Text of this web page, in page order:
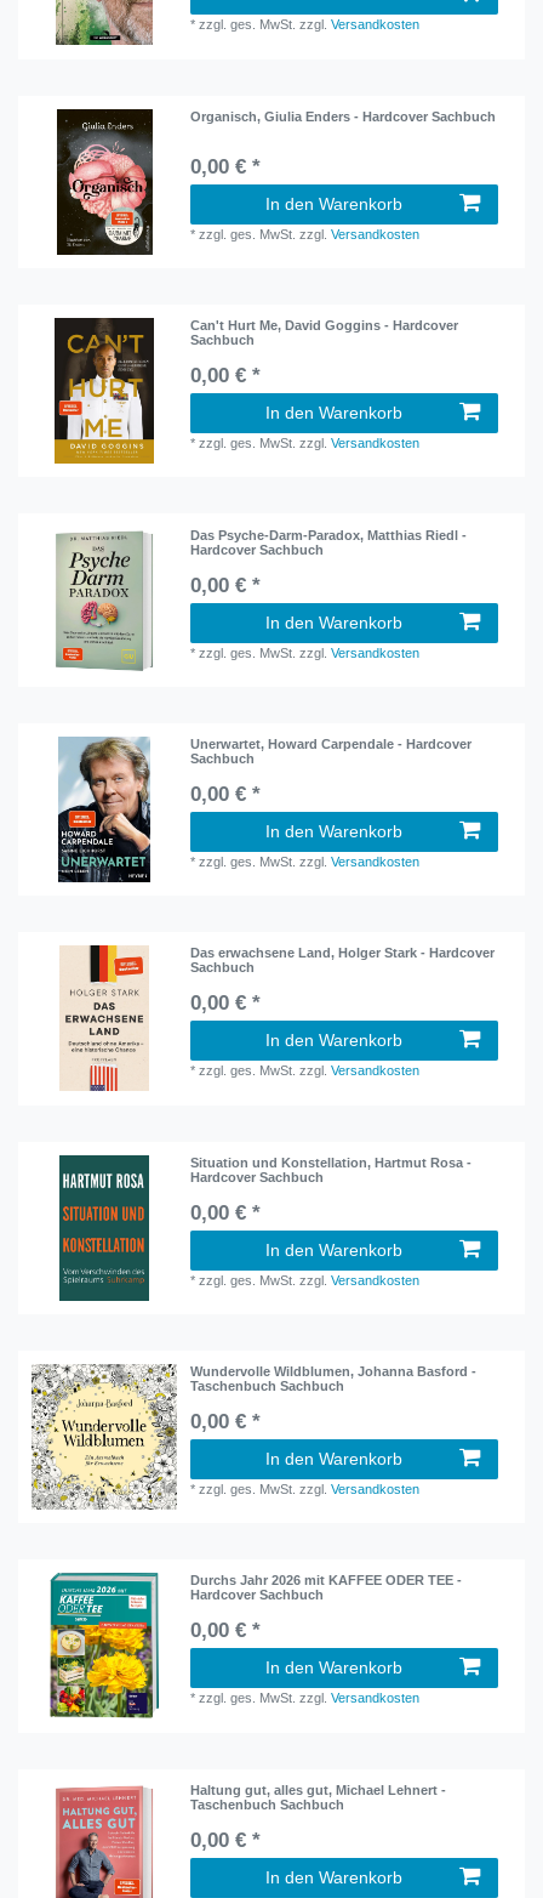
*zzgl. ges. MwSt. zzgl.Versandkosten
Organisch, Giulia Enders - Hardcover Sachbuch
0,00 € *
In den Warenkorb
*zzgl. ges. MwSt. zzgl.Versandkosten
Can't Hurt Me, David Goggins - Hardcover
Sachbuch
0,00 € *
In den Warenkorb
*zzgl. ges. MwSt. zzgl.Versandkosten
Das Psyche-Darm-Paradox, Matthias Riedl -
Hardcover Sachbuch
0,00 € *
In den Warenkorb
*zzgl. ges. MwSt. zzgl.Versandkosten
Unerwartet, Howard Carpendale - Hardcover
Sachbuch
0,00 € *
In den Warenkorb
*zzgl. ges. MwSt. zzgl.Versandkosten
Das erwachsene Land, Holger Stark - Hardcover
Sachbuch
0,00 € *
In den Warenkorb
*zzgl. ges. MwSt. zzgl.Versandkosten
Situation und Konstellation, Hartmut Rosa -
Hardcover Sachbuch
0,00 € *
In den Warenkorb
*zzgl. ges. MwSt. zzgl.Versandkosten
Wundervolle Wildblumen, Johanna Basford -
Taschenbuch Sachbuch
0,00 € *
In den Warenkorb
*zzgl. ges. MwSt. zzgl.Versandkosten
Durchs Jahr 2026 mit KAFFEE ODER TEE -
Hardcover Sachbuch
0,00 € *
In den Warenkorb
*zzgl. ges. MwSt. zzgl.Versandkosten
Haltung gut, alles gut, Michael Lehnert -
Taschenbuch Sachbuch
0,00 € *
In den Warenkorb